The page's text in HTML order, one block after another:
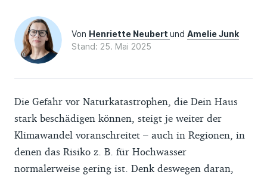
Von Henriette Neubert und Amelie Junk
Stand: 25. Mai 2025
Die Gefahr vor Naturkatastrophen, die Dein Haus
stark beschädigen können, steigt je weiter der
Klimawandel voranschreitet – auch in Regionen, in
denen das Risiko z. B. für Hochwasser
normalerweise gering ist. Denk deswegen daran,